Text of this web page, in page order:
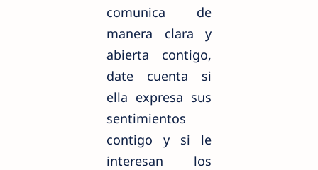
comunica de
manera clara y
abierta contigo,
date cuenta si
ella expresa sus
sentimientos
contigo y si le
interesan los